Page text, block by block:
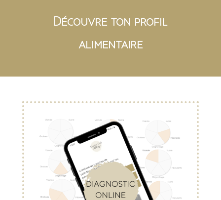
Découvre ton profil
alimentaire